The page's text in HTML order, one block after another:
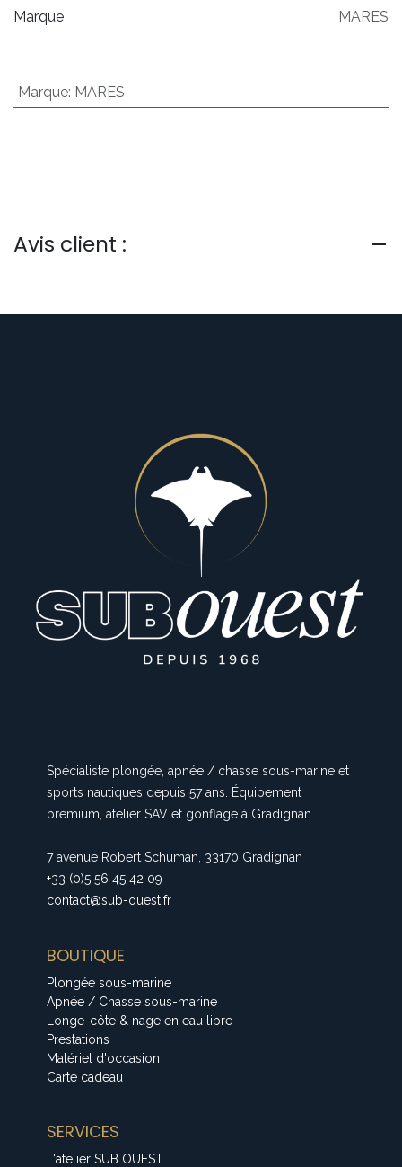
Marque MARES
Marque: MARES
Avis client :
Spécialiste plongée, apnée / chasse sous-marine et
sports nautiques depuis 57 ans. Équipement
premium, atelier SAV et gonflage à Gradignan.
7 avenue Robert Schuman, 33170 Gradignan
+33 (0)5 56 45 42 09
contact@sub-ouest.fr
BOUTIQUE
Plongée sous-marine
Apnée / Chasse sous-marine
Longe-côte & nage en eau libre
Prestations
Matériel d'occasion
Carte cadeau
SERVICES
L'atelier SUB OUEST